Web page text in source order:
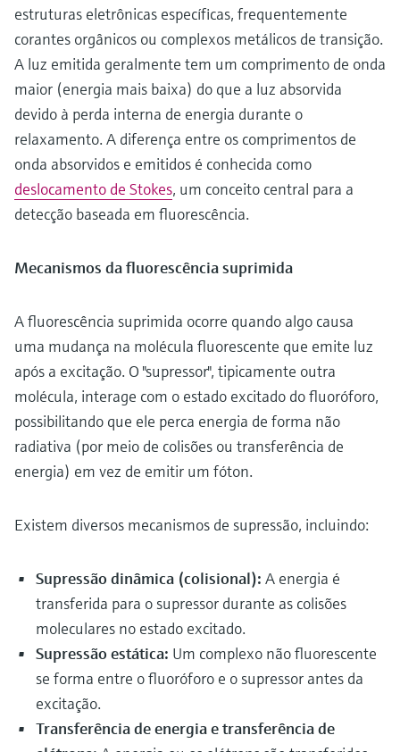
estruturas eletrônicas específicas, frequentemente
corantes orgânicos ou complexos metálicos de transição.
A luz emitida geralmente tem um comprimento de onda
maior (energia mais baixa) do que a luz absorvida
devido à perda interna de energia durante o
relaxamento. A diferença entre os comprimentos de
onda absorvidos e emitidos é conhecida como
deslocamento de Stokes, um conceito central para a
detecção baseada em fluorescência.
Mecanismos da fluorescência suprimida
A fluorescência suprimida ocorre quando algo causa
uma mudança na molécula fluorescente que emite luz
após a excitação. O "supressor", tipicamente outra
molécula, interage com o estado excitado do fluoróforo,
possibilitando que ele perca energia de forma não
radiativa (por meio de colisões ou transferência de
energia) em vez de emitir um fóton.
Existem diversos mecanismos de supressão, incluindo:
Supressão dinâmica (colisional): A energia é
transferida para o supressor durante as colisões
moleculares no estado excitado.
Supressão estática: Um complexo não fluorescente
se forma entre o fluoróforo e o supressor antes da
excitação.
Transferência de energia e transferência de